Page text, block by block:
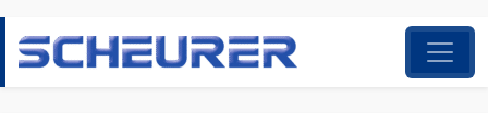
Hauptnavigation